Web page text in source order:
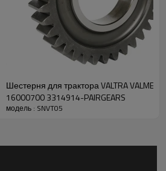
Шестерня для трактора VALTRA
16000700 3314914-PAIRGEARS
модель : SNVT05